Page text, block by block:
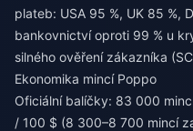
plateb: USA 95 %, UK 85 %,
bankovnictví oproti 99 % u
silného ověření zákazníka
Ekonomika mincí Poppo
Oficiální balíčky: 83 000
/ 100 $ (8 300–8 700 mincí